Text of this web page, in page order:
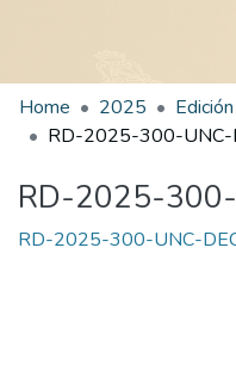
Home 2025
RD-2025-300-
RD-2025-300-UNC-